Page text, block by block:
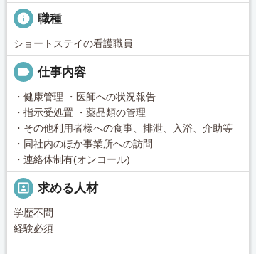
info 職種
ショートステイの看護職員
label 仕事内容
・健康管理 ・医師への状況報告
・指示受処置 ・薬品類の管理
・その他利用者様への食事、排泄、入浴、介助等
・同社内のほか事業所への訪問
・連絡体制有(オンコール)
portrait 求める人材
学歴不問
経験必須